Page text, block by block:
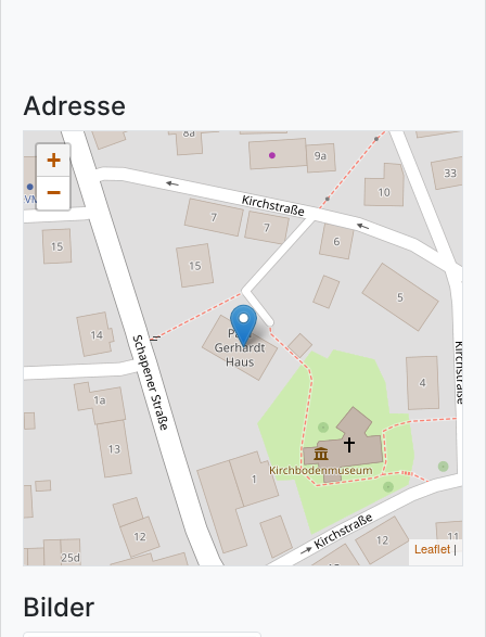
Adresse
+
−
Leaflet |
Bilder